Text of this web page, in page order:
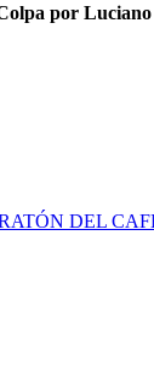
por
DEL